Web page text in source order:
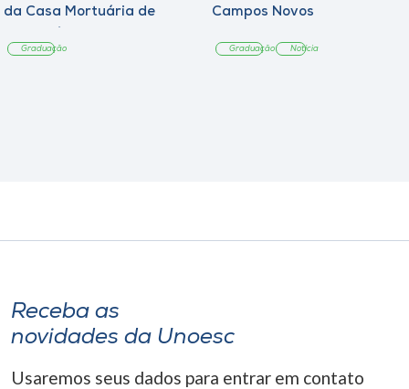
da Casa Mortuária de
Graduação
Campos Novos
Graduação Notícia
Receba as
novidades da Unoesc
Usaremos seus dados para entrar em contato